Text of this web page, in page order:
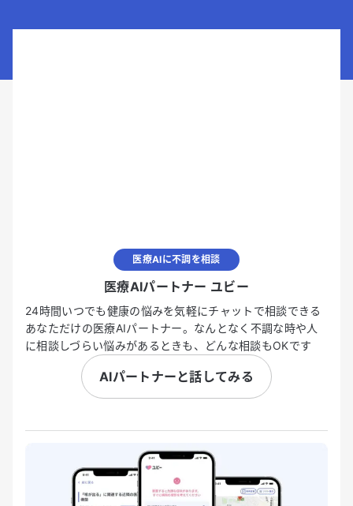
医療AIに不調を相談
医療AIパートナー ユビー
24時間いつでも健康の悩みを気軽にチャットで相談できる
あなただけの医療AIパートナー。なんとなく不調な時や人
に相談しづらい悩みがあるときも、どんな相談もOKです
AIパートナーと話してみる